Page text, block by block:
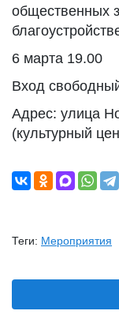
общественных
6 марта 19.00
Вход
Адрес: улица
(культурный
Теги: Мероприятия